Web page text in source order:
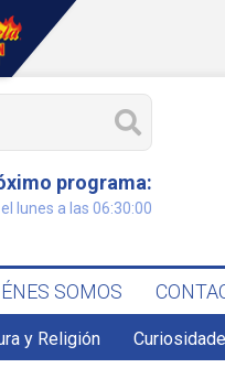
programa:
lunes a las 06:30:00
SOMOS
y Religión